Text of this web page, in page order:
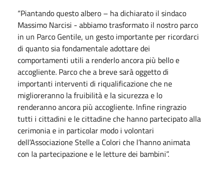
“Piantando questo albero – ha dichiarato il sindaco
Massimo Narcisi - abbiamo trasformato il nostro parco
in un Parco Gentile, un gesto importante per ricordarci
di quanto sia fondamentale adottare dei
comportamenti utili a renderlo ancora più bello e
accogliente. Parco che a breve sarà oggetto di
importanti interventi di riqualificazione che ne
miglioreranno la fruibilità e la sicurezza e lo
renderanno ancora più accogliente. Infine ringrazio
tutti i cittadini e le cittadine che hanno partecipato alla
cerimonia e in particolar modo i volontari
dell’Associazione Stelle a Colori che l’hanno animata
con la partecipazione e le letture dei bambini”.